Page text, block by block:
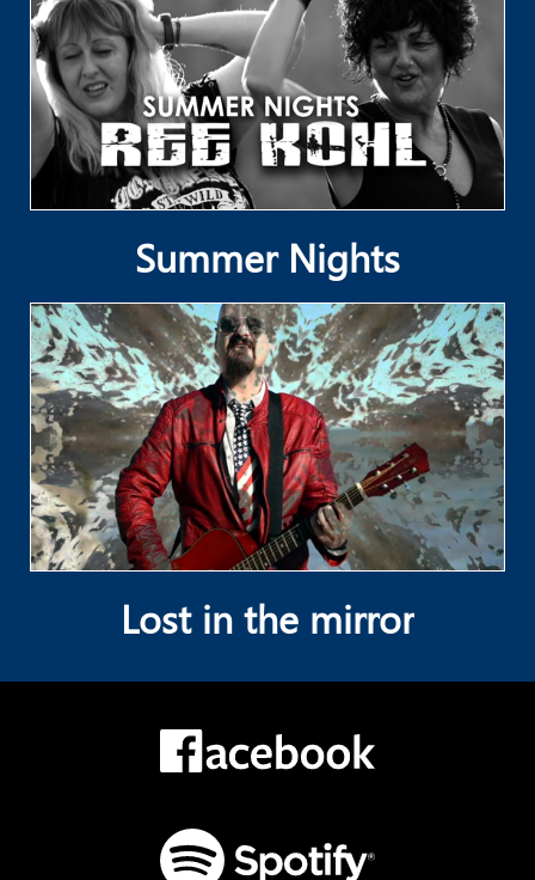
Summer Nights
Lost in the mirror